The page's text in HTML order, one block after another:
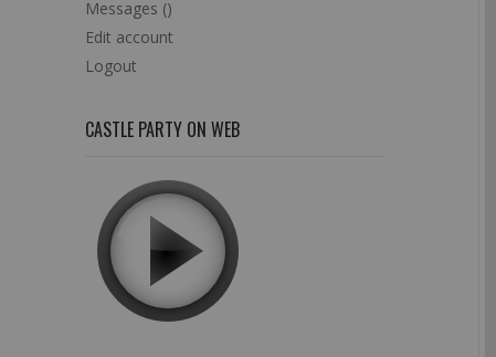
Messages ()
Edit account
Logout
CASTLE PARTY ON WEB